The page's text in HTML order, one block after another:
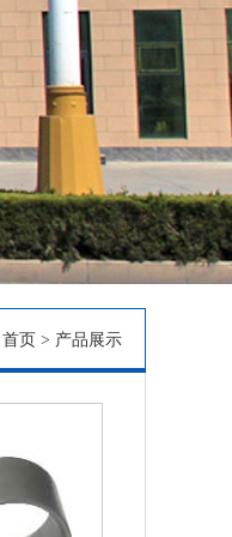
首页 > 产品展示